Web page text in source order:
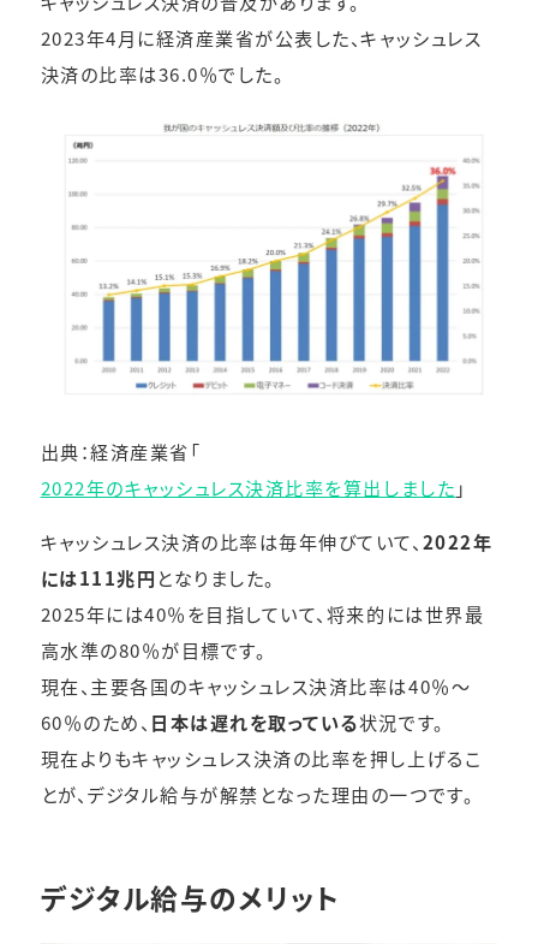
2023年4月に経済産業省が公表した、キャッシュレス
決済の比率は36.0％でした。
出典：経済産業省「
2022年のキャッシュレス決済比率を算出しました 」
キャッシュレス決済の比率は毎年伸びていて、 2022年
には111兆円 となりました。
2025年には40％を目指していて、将来的には世界最
高水準の80％が目標です。
現在、主要各国のキャッシュレス決済比率は40％～
60％のため、 日本は遅れを取っている状況です。
現在よりもキャッシュレス決済の比率を押し上げるこ
とが、デジタル給与が解禁となった理由の一つです。
デジタル給与のメリット